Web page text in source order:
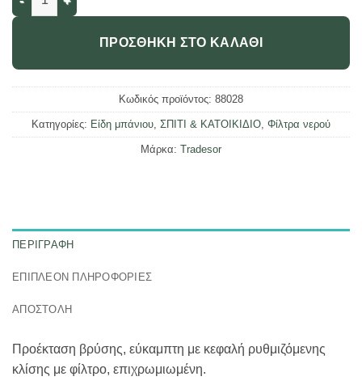
ΠΡΟΣΘΉΚΗ ΣΤΟ ΚΑΛΆΘΙ
Κωδικός προϊόντος: 88028
Κατηγορίες: Είδη μπάνιου, ΣΠΙΤΙ & ΚΑΤΟΙΚΙΔΙΟ, Φίλτρα νερού
Μάρκα: Tradesor
ΠΕΡΙΓΡΑΦΉ
ΕΠΙΠΛΈΟΝ ΠΛΗΡΟΦΟΡΊΕΣ
ΑΠΟΣΤΟΛΗ
Προέκταση βρύσης, εύκαμπτη με κεφαλή ρυθμιζόμενης
κλίσης με φίλτρο, επιχρωμιωμένη.